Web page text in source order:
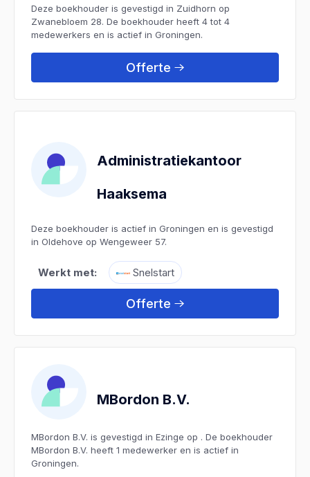
Deze boekhouder is gevestigd in Zuidhorn op
Zwanebloem 28. De boekhouder heeft 4 tot 4
medewerkers en is actief in Groningen.
Offerte
Administratiekantoor
Haaksema
Deze boekhouder is actief in Groningen en is gevestigd
in Oldehove op Wengeweer 57.
Werkt met: Snelstart
Offerte
MBordon B.V.
MBordon B.V. is gevestigd in Ezinge op . De boekhouder
MBordon B.V. heeft 1 medewerker en is actief in
Groningen.